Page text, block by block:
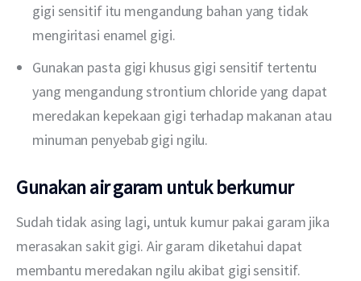
gigi sensitif itu mengandung bahan yang tidak
mengiritasi enamel gigi.
Gunakan pasta gigi khusus gigi sensitif tertentu
yang mengandung strontium chloride yang dapat
meredakan kepekaan gigi terhadap makanan atau
minuman penyebab gigi ngilu.
Gunakan air garam untuk berkumur
Sudah tidak asing lagi, untuk kumur pakai garam jika
merasakan sakit gigi. Air garam diketahui dapat
membantu meredakan ngilu akibat gigi sensitif.